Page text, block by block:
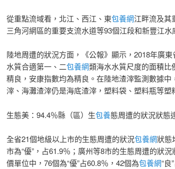
從重點流域看，北江、西江、東包養網江畔流及其
三角河網區的重要支流水道等93個江段和新豐江水
陸地周遭的狀況方面，《公報》顯示，2018年廣
水質合適第一、二包養網類海水水質尺度的面積比
精良，安康指數均為精良。在陸地渣滓監測數據
滓、海灘渣滓仍是海底渣滓，塑料袋、塑料瓶等塑
生態美：94.4％縣（區）生包養態周遭的狀況狀態
全省21個地級以上市的生態周遭的狀況包養網狀態
市為“優”，占61.9％；廣州等8市的生態周遭的狀
價單位中，76個為“優”占60.8％，42個為包養網“良